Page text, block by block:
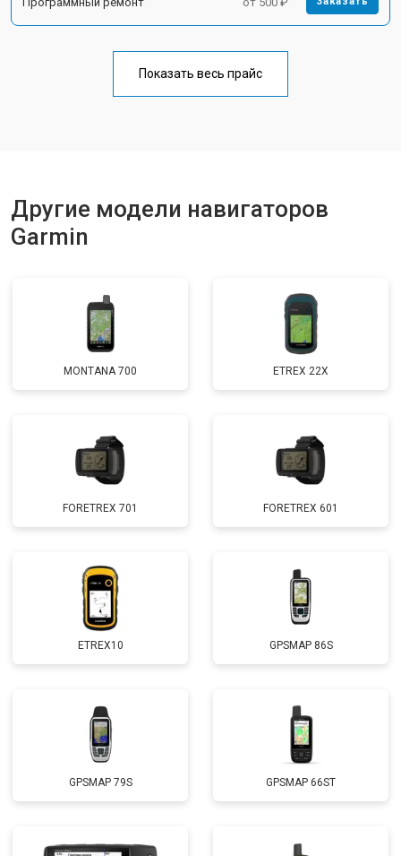
Показать весь прайс
Другие модели навигаторов
Garmin
MONTANA 700 ETREX 22X
FORETREX 701 FORETREX 601
ETREX10 GPSMAP 86S
GPSMAP 79S GPSMAP 66ST